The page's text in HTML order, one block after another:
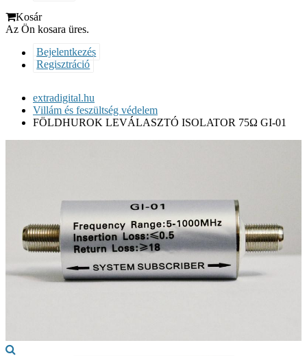
Kosár
Az Ön kosara üres.
Bejelentkezés
Regisztráció
extradigital.hu
Villám és feszültség védelem
FÖLDHUROK LEVÁLASZTÓ ISOLATOR 75Ω GI-01